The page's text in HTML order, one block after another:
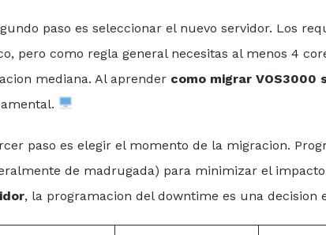
paso es seleccionar el nuevo servidor. Los
pero como regla general necesitas al menos 4
mediana. Al aprender como migrar VOS3000
paso es elegir el momento de la migracion.
de madrugada) para minimizar el
, la programacion del downtime es una decision